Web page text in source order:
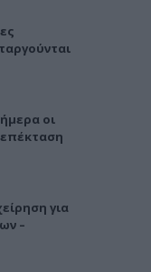
οι
για
–